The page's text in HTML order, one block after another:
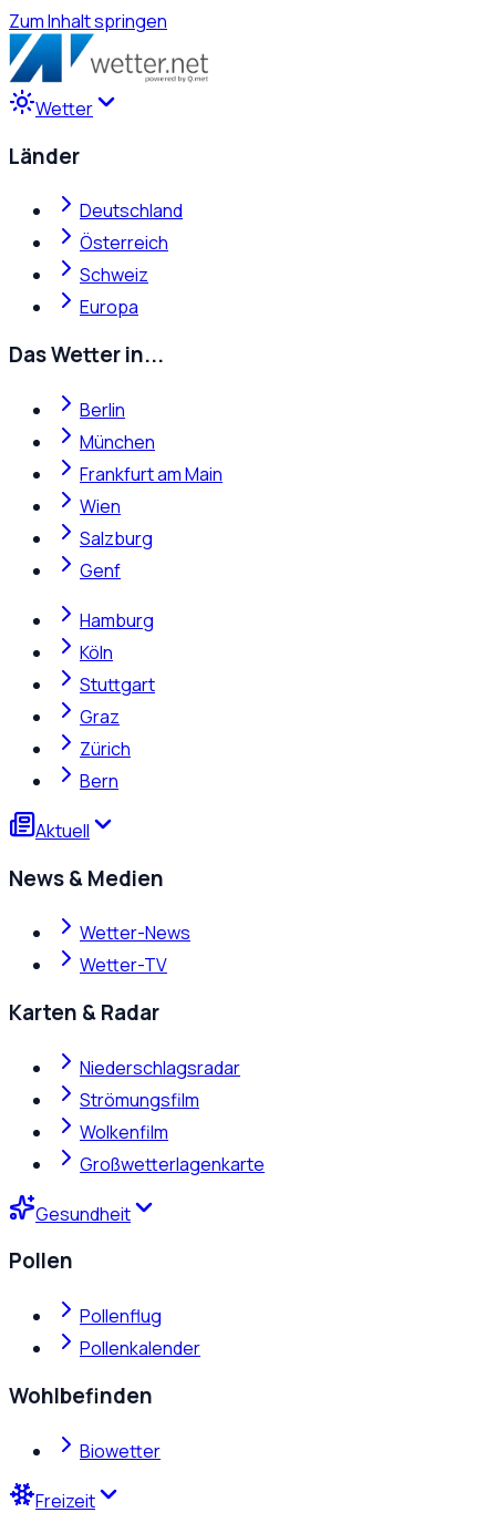
Zum Inhalt springen
Wetter
Länder
Deutschland
Österreich
Schweiz
Europa
Das Wetter in...
Berlin
München
Frankfurt am Main
Wien
Salzburg
Genf
Hamburg
Köln
Stuttgart
Graz
Zürich
Bern
Aktuell
News & Medien
Wetter-News
Wetter-TV
Karten & Radar
Niederschlagsradar
Strömungsfilm
Wolkenfilm
Großwetterlagenkarte
Gesundheit
Pollen
Pollenflug
Pollenkalender
Wohlbefinden
Biowetter
Freizeit